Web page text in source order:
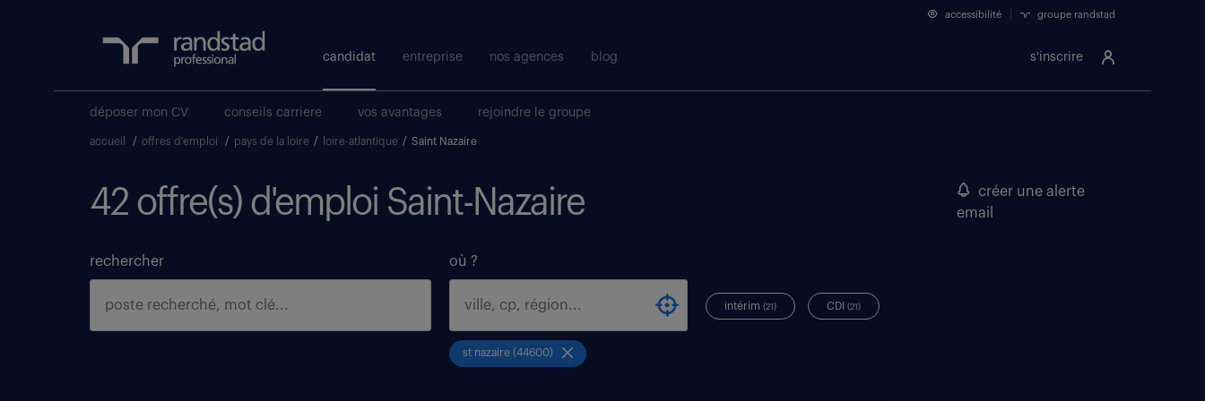
s'inscrire
accessibilité groupe randstad
candidat entreprise nos agences blog
déposer mon CV conseils carriere vos avantages rejoindre le groupe
accueil / offres d'emploi / pays de la loire / loire-atlantique / Saint Nazaire
42 offre(s) d'emploi Saint-Nazaire
créer une alerte
email
rechercher où ?
st nazaire (44600)
intérim(21) CDI(21)